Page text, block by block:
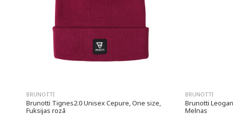
BRUNOTTI
Brunotti Tignes2.0 Unisex Cepure, One size,
Fuksijas rozā
BRUNOTTI
Brunotti
Melnas